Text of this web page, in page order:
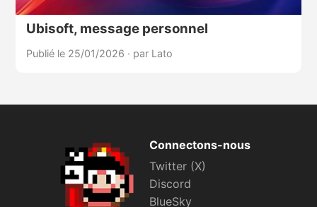
Ubisoft, message personnel
Publié le 25/01/2026 · par Lato
Connectons-nous
Twitter (X)
Discord
BlueSky